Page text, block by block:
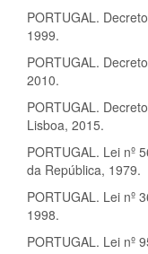
PORTUGAL.
1999.
PORTUGAL.
2010.
PORTUGAL.
Lisboa, 2015.
PORTUGAL. Lei nº
da República, 1979.
PORTUGAL. Lei nº
1998.
PORTUGAL. Lei nº